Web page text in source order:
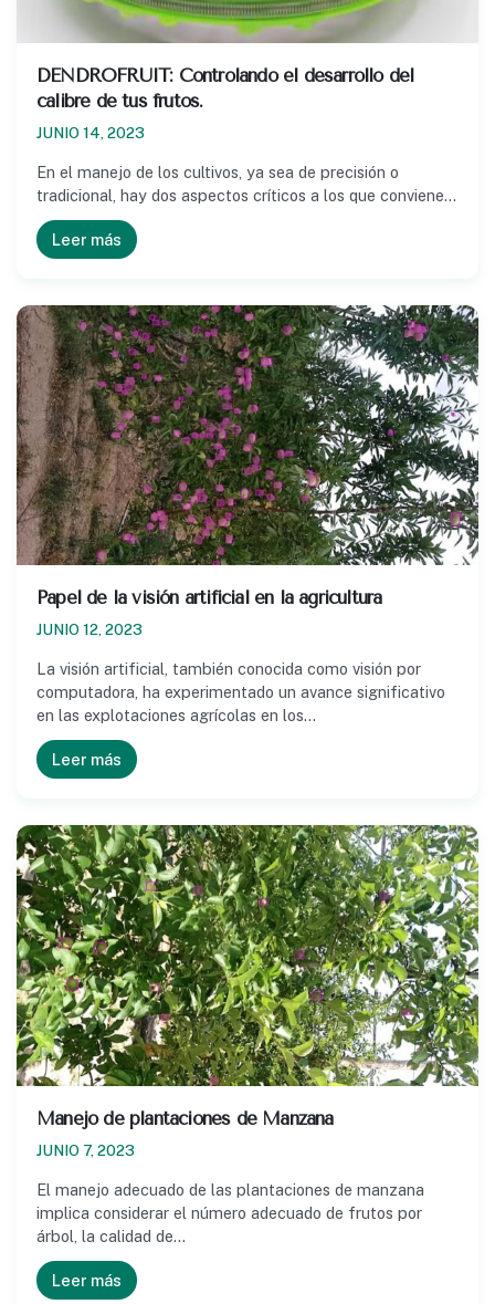
DENDROFRUIT: Controlando el desarrollo del
calibre de tus frutos.
JUNIO 14, 2023
En el manejo de los cultivos, ya sea de precisión o
tradicional, hay dos aspectos críticos a los que conviene…
Leer más
Papel de la visión artificial en la agricultura
JUNIO 12, 2023
La visión artificial, también conocida como visión por
computadora, ha experimentado un avance significativo
en las explotaciones agrícolas en los…
Leer más
Manejo de plantaciones de Manzana
JUNIO 7, 2023
El manejo adecuado de las plantaciones de manzana
implica considerar el número adecuado de frutos por
árbol, la calidad de…
Leer más